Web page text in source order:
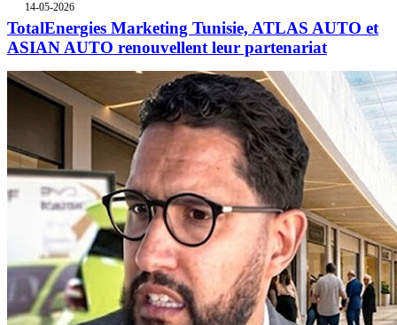
14-05-2026
TotalEnergies Marketing Tunisie, ATLAS AUTO et
ASIAN AUTO renouvellent leur partenariat